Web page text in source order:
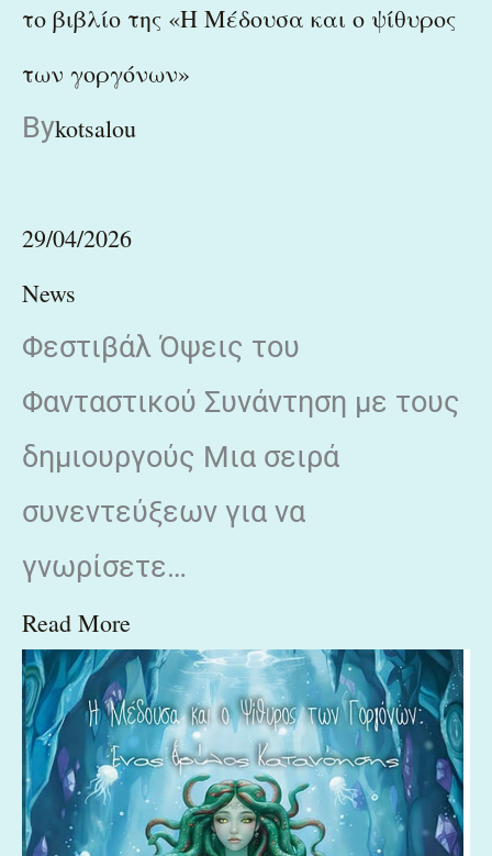
το βιβλίο της «Η Μέδουσα και ο ψίθυρος
των γοργόνων»
Bykotsalou
29/04/2026
News
Φεστιβάλ Όψεις του
Φανταστικού Συνάντηση με τους
δημιουργούς Μια σειρά
συνεντεύξεων για να
γνωρίσετε…
Read More